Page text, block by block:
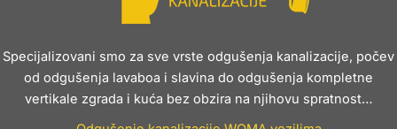
Specijalizovani smo za sve vrste odgušenja kanalizacije, počev
od odgušenja lavaboa i slavina do odgušenja kompletne
vertikale zgrada i kuća bez obzira na njihovu spratnost…